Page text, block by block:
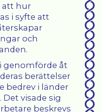
att hur
i syfte att
och
genomförde åt
berättelser
bedrev i länder
visade sig
beskrevs